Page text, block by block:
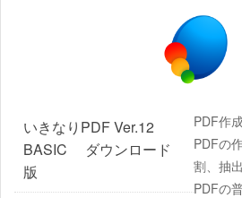
いきなりPDF Ver.12
BASIC 　ダウンロード
版
PDF作
PDFの
割、抽
PDFの